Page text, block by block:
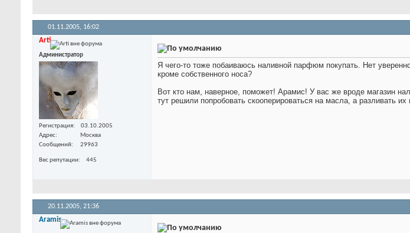
01.11.2005, 16:02
Arti
Администратор
Регистрация
03.10.2005
Адрес
Москва
Сообщений
29963
Вес репутации 445
Я чего-то тоже побаиваюсь наливной парфюм покупать. Нет
кроме собственного носа?
Вот кто нам, наверное, поможет! Арамис! У вас же вроде магазин
тут решили попробовать скооперироваться на масла, а разливать
20.11.2005, 21:36
Aramis